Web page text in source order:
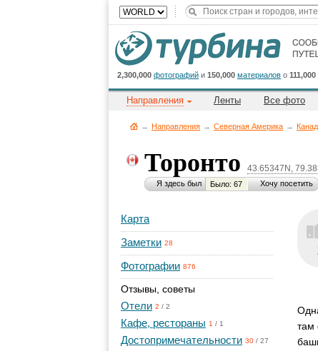
2,300,000 фотографий и 150,000 материалов о 111,000
Направления Ленты Все фото
→ Направления → Северная Америка →
Торонто 43.65347N,
Я здесь был Было: 67 Хочу посетить
Карта
Заметки 28
Фотографии 876
Отзывы, советы
Отели 2 / 2
Кафе, рестораны 1 / 1
Достопримечательности 30 / 27
там